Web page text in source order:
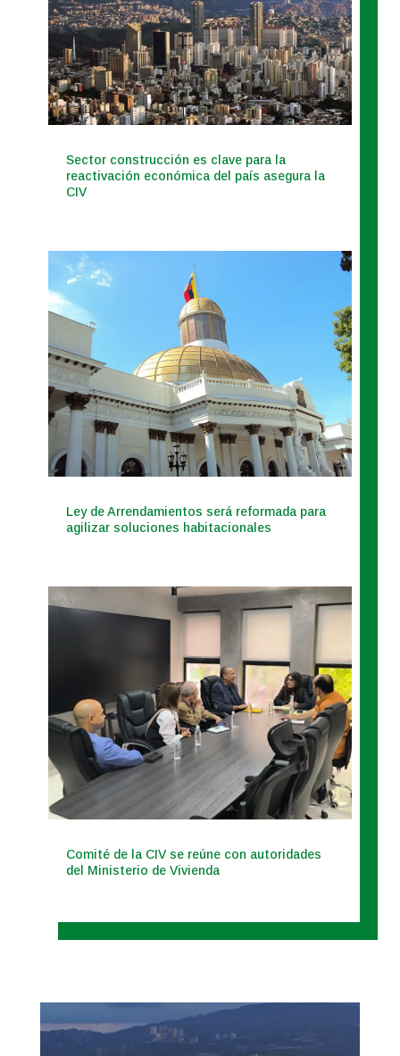
Sector construcción es clave para la
reactivación económica del país asegura la
CIV
Ley de Arrendamientos será reformada para
agilizar soluciones habitacionales
Comité de la CIV se reúne con autoridades
del Ministerio de Vivienda